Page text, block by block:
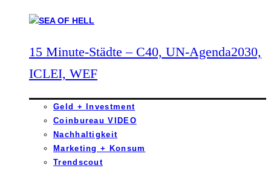
15 Minute-Städte – C40, UN-Agenda2030,
ICLEI, WEF
Geld + Investment
Coinbureau VIDEO
Nachhaltigkeit
Marketing + Konsum
Trendscout